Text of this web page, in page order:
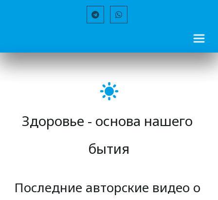
Здоровье - основа нашего
бытия
Последние авторские видео о